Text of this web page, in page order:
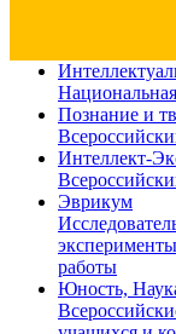
Познание и
Интеллект-
Эврикум
работы
Юность,